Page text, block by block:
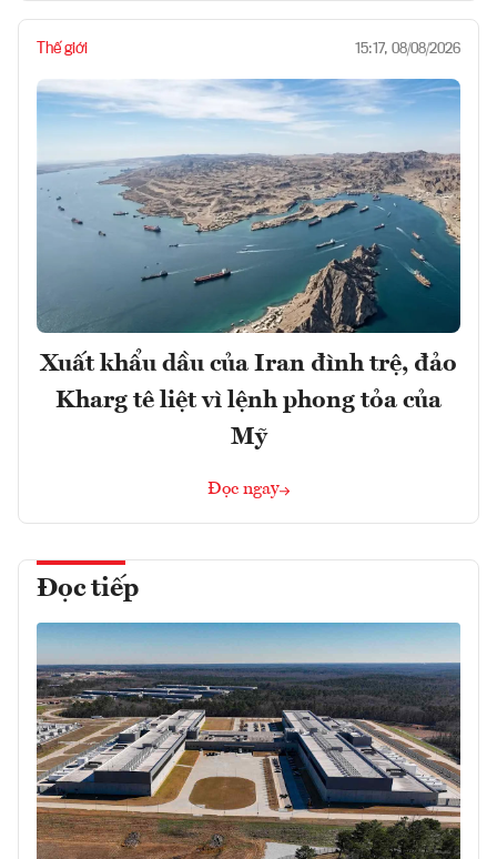
Thế giới 15:17, 08/08/2026
Xuất khẩu dầu của Iran đình trệ, đảo
Kharg tê liệt vì lệnh phong tỏa của
Mỹ
Đọc ngay
Đọc tiếp